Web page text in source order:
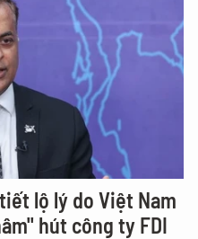
lộ lý do Việt Nam
hút công ty FDI